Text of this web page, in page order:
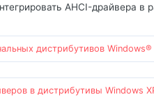
AHCI-драйвера
дистрибутивов
в дистрибутивы